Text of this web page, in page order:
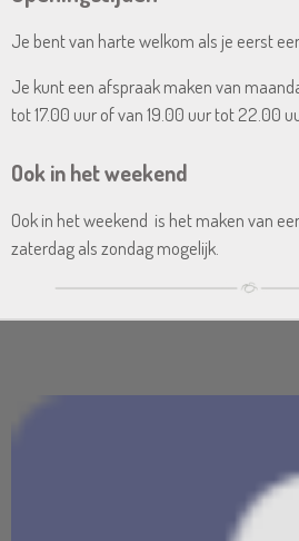
Je bent van harte welkom als je eerst
Je kunt een afspraak maken van
tot 17.00 uur of van 19.00 uur tot 22.00
Ook in het weekend
Ook in het weekend is het maken van
zaterdag als zondag mogelijk.